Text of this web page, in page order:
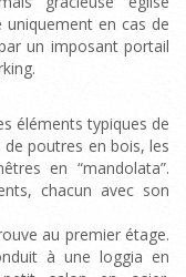
uniquement en cas de
un imposant portail
éléments typiques de
poutres en bois, les
en “mandolata”.
chacun avec son
au premier étage.
à une loggia en